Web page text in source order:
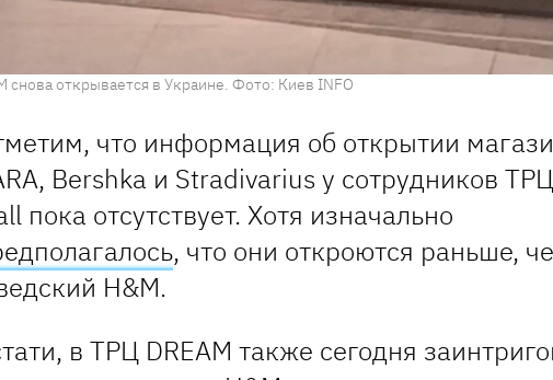
снова открывается в Украине. Фото: Киев INFO
что информация об открытии
Bershka и Stradivarius у сотрудников
пока отсутствует. Хотя изначально
, что они откроются раньше,
H&M.
в ТРЦ DREAM также сегодня